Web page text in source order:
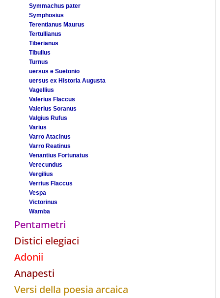
Symmachus pater
Symphosius
Terentianus Maurus
Tertullianus
Tiberianus
Tibullus
Turnus
uersus e Suetonio
uersus ex Historia Augusta
Vagellius
Valerius Flaccus
Valerius Soranus
Valgius Rufus
Varius
Varro Atacinus
Varro Reatinus
Venantius Fortunatus
Verecundus
Vergilius
Verrius Flaccus
Vespa
Victorinus
Wamba
Pentametri
Distici elegiaci
Adonii
Anapesti
Versi della poesia arcaica